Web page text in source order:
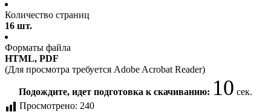
Количество страниц
16 шт.
Форматы файла
HTML, PDF
(Для просмотра требуется Adobe Acrobat Reader)
Подождите, идет подготовка к скачиванию: 10 сек.
Просмотрено: 240